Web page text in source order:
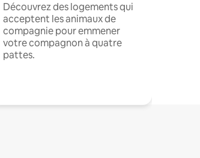
Découvrez des logements qui
acceptent les animaux de
compagnie pour emmener
votre compagnon à quatre
pattes.